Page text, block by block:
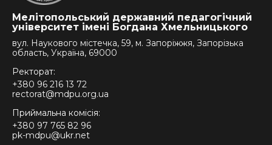
Мелітопольський державний педагогічний
університет імені Богдана Хмельницького
вул. Наукового містечка, 59, м. Запоріжжя, Запорізька
область, Україна, 69000
Ректорат:
+380 96 216 13 72
rectorat@mdpu.org.ua
Приймальна комісія:
+380 97 765 82 96
pk-mdpu@ukr.net